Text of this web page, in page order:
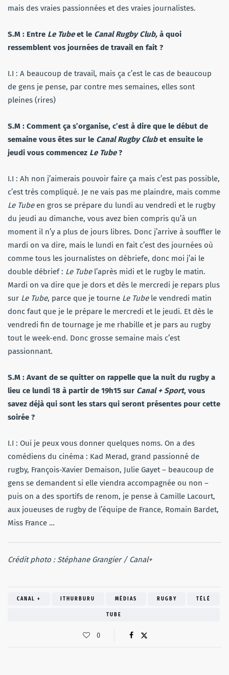
mais des vraies passionnées et des vraies journalistes.
S.M : Entre Le Tubeet le Canal Rugby Club, à quoi
ressemblent vos journées de travail en fait ?
I.I : A beaucoup de travail, mais ça c’est le cas de beaucoup
de gens je pense, par contre mes semaines, elles sont
pleines (rires)
S.M : Comment ça s’organise, c’est à dire que le début de
semaine vous êtes sur le Canal Rugby Clubet ensuite le
jeudi vous commencez Le Tube?
I.I : Ah non j’aimerais pouvoir faire ça mais c’est pas possible,
c’est très compliqué. Je ne vais pas me plaindre, mais comme
Le Tubeen gros se prépare du lundi au vendredi et le rugby
du jeudi au dimanche, vous avez bien compris qu’à un
moment il n’y a plus de jours libres. Donc j’arrive à souffler le
mardi on va dire, mais le lundi en fait c’est des journées où
comme tous les journalistes on débriefe, donc moi j’ai le
double débrief : Le Tube l’après midi et le rugby le matin.
Mardi on va dire que je dors et dès le mercredi je repars plus
sur Le Tube, parce que je tourne Le Tube le vendredi matin
donc faut que je le prépare le mercredi et le jeudi. Et dès le
vendredi fin de tournage je me rhabille et je pars au rugby
tout le week-end. Donc grosse semaine mais c’est
passionnant.
S.M : Avant de se quitter on rappelle que la nuit du rugby a
lieu ce lundi 18 à partir de 19h15 sur Canal + Sport, vous
savez déjà qui sont les stars qui seront présentes pour cette
soirée ?
I.I : Oui je peux vous donner quelques noms. On a des
comédiens du cinéma : Kad Merad, grand passionné de
rugby, François-Xavier Demaison, Julie Gayet – beaucoup de
gens se demandent si elle viendra accompagnée ou non –
puis on a des sportifs de renom, je pense à Camille Lacourt,
aux joueuses de rugby de l’équipe de France, Romain Bardet,
Miss France …
Crédit photo : Stéphane Grangier / Canal+
CANAL + ITHURBURU MÉDIAS RUGBY TÉLÉ
TUBE
0